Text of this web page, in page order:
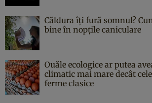
Căldura îți fură somnul?
bine în nopțile caniculare
Ouăle ecologice ar putea
climatic mai mare decât
ferme clasice